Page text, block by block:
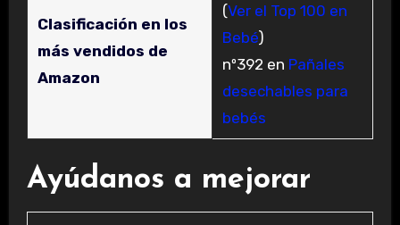
Clasificación en los
más vendidos de
Amazon
(Ver el Top 100 en
Bebé)
nº392 en Pañales
desechables para
bebés
Ayúdanos a mejorar